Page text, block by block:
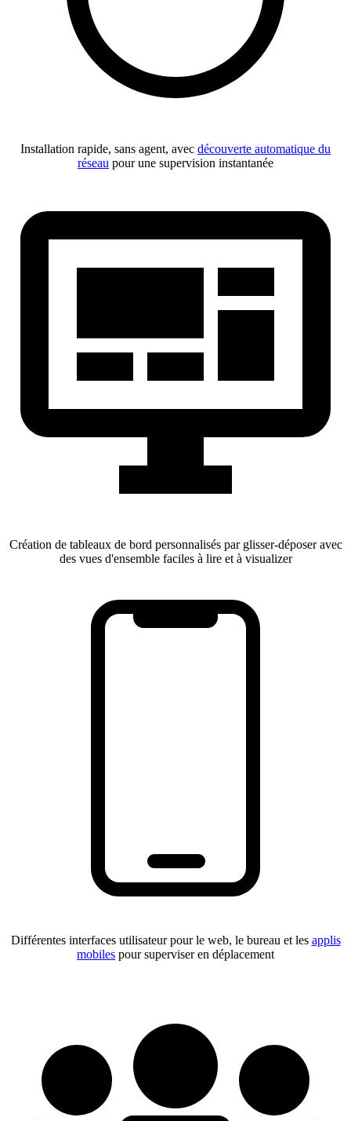
Installation rapide, sans agent, avec découverte automatique du
réseau pour une supervision instantanée
Création de tableaux de bord personnalisés par glisser-déposer avec
des vues d'ensemble faciles à lire et à visualizer
Différentes interfaces utilisateur pour le web, le bureau et les applis
mobiles pour superviser en déplacement